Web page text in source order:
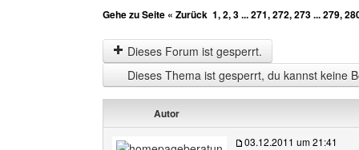
Gehe zu Seite « Zurück 1,2,3...271,272,273...279,
Dieses Forum ist gesperrt.
Dieses Thema ist gesperrt, du kannst keine
Autor
03.12.2011 um 21:41